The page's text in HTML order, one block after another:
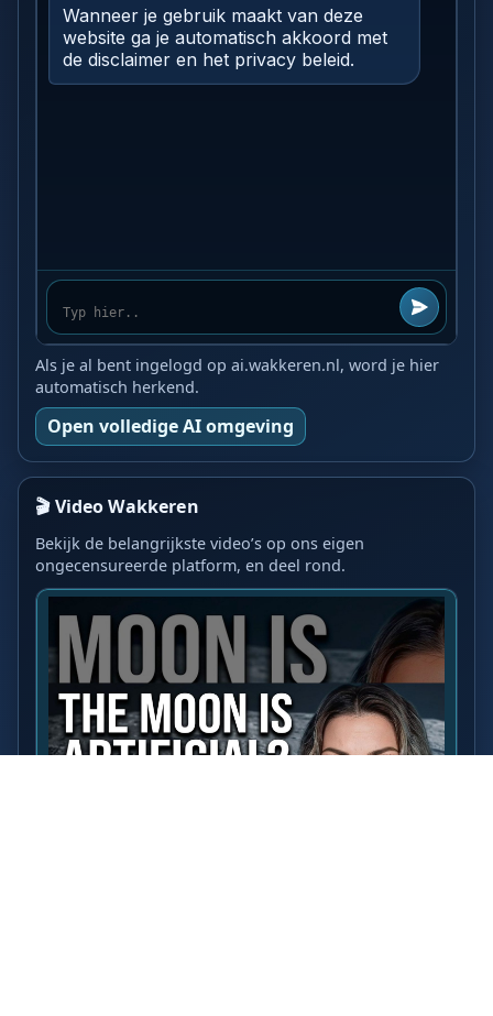
Als je al bent ingelogd op ai.wakkeren.nl, word je hier
automatisch herkend.
Open volledige AI omgeving
🎬 Video Wakkeren
Bekijk de belangrijkste video’s op ons eigen
ongecensureerde platform, en deel rond.